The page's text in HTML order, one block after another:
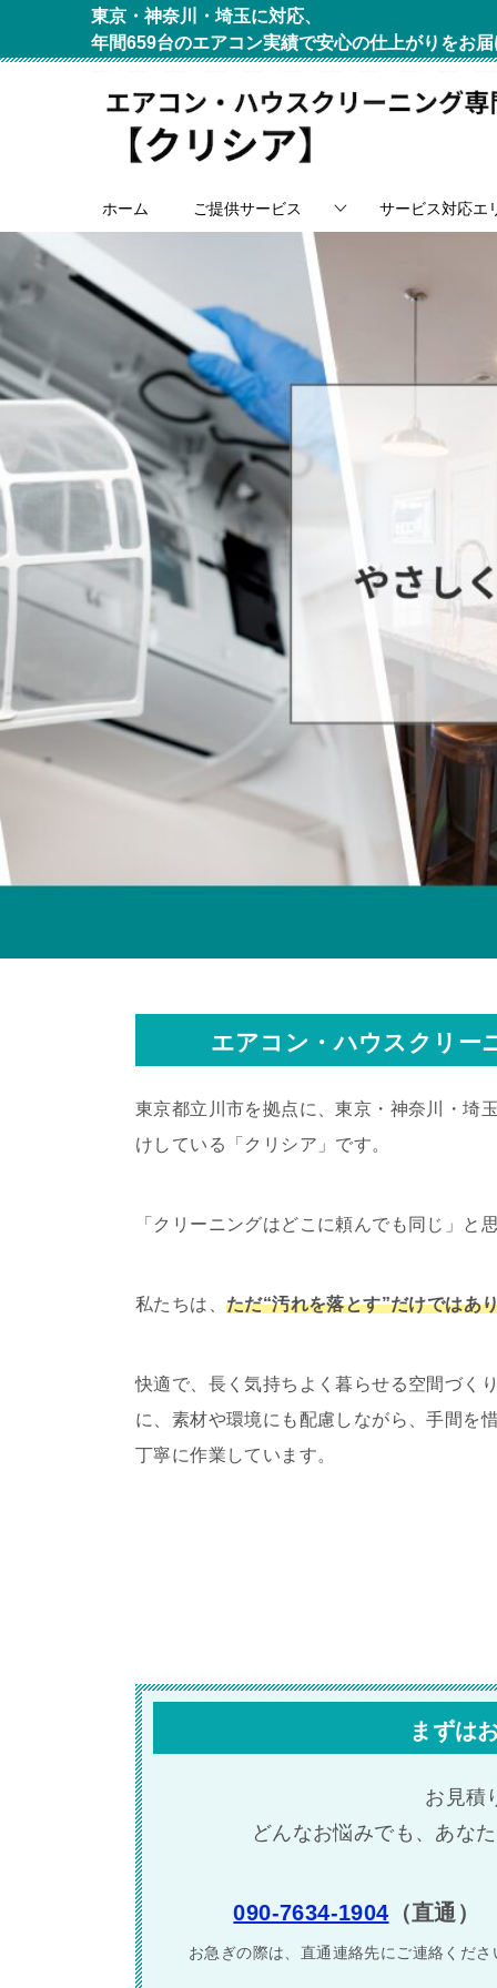
東京・神奈川・埼玉に対応、
年間659台のエアコン実績で安心の仕上がりをお届
ホーム ご提供サービス サービス対応エ
エアコン・ハウスクリー
東京都立川市を拠点に、東京・神奈川・埼
けしている「クリシア」です。
「クリーニングはどこに頼んでも同じ」と
私たちは、 ただ“汚れを落とす”だけではあ
快適で、長く気持ちよく暮らせる空間づく
に、素材や環境にも配慮しながら、手間を
丁寧に作業しています。
まずは
お見積
どんなお悩みでも、あな
090-7634-1904 （直通）
お急ぎの際は、直通連絡先に ご連絡くださ